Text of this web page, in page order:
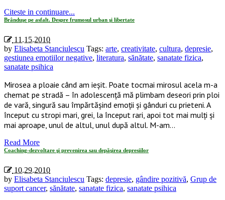
Citeste in continuare...
Brânduşe pe asfalt. Despre frumosul urban şi libertate
11.15.2010
by Elisabeta Stanciulescu Tags: arte, creativitate, cultura, depresie,
gestiunea emotiilor negative, literatura, sănătate, sanatate fizica,
sanatate psihica
Mirosea a ploaie când am ieşit. Poate tocmai mirosul acela m-a
chemat pe stradă – în adolescenţă mă plimbam deseori prin ploi
de vară, singură sau împărtăşind emoţii şi gânduri cu prieteni. A
început cu stropi mari, grei, la început rari, apoi tot mai mulţi şi
mai aproape, unul de altul, unul după altul. M-am…
Read More
Coaching-dezvoltare şi prevenirea sau depăşirea depresiilor
10.29.2010
by Elisabeta Stanciulescu Tags: depresie, gândire pozitivă, Grup de
suport cancer, sănătate, sanatate fizica, sanatate psihica